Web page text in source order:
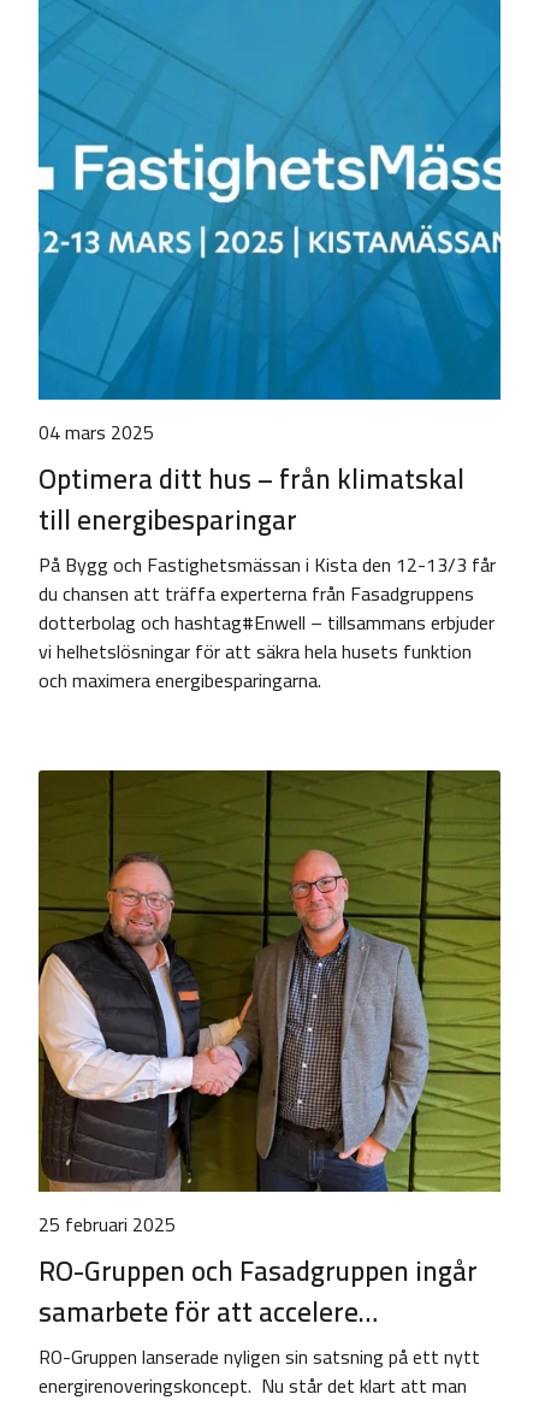
04 mars 2025
Optimera ditt hus – från klimatskal
till energibesparingar
På Bygg och Fastighetsmässan i Kista den 12-13/3 får
du chansen att träffa experterna från Fasadgruppens
dotterbolag och hashtag#Enwell – tillsammans erbjuder
vi helhetslösningar för att säkra hela husets funktion
och maximera energibesparingarna.
25 februari 2025
RO-Gruppen och Fasadgruppen ingår
samarbete för att accelere…
RO-Gruppen lanserade nyligen sin satsning på ett nytt
energirenoveringskoncept. Nu står det klart att man